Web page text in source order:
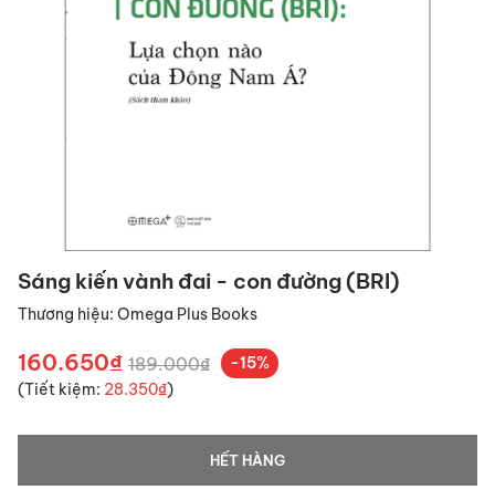
Sáng kiến vành đai - con đường (BRI)
Thương hiệu: Omega Plus Books
160.650₫ 189.000₫
-15%
(Tiết kiệm: 28.350₫)
HẾT HÀNG